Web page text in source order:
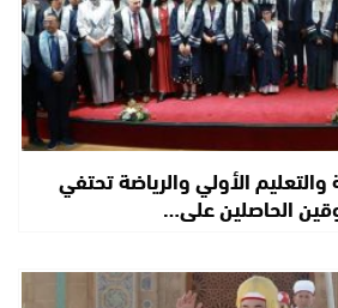
والتعليم الأولي والرياضة تحتفي
الحاصلين على…